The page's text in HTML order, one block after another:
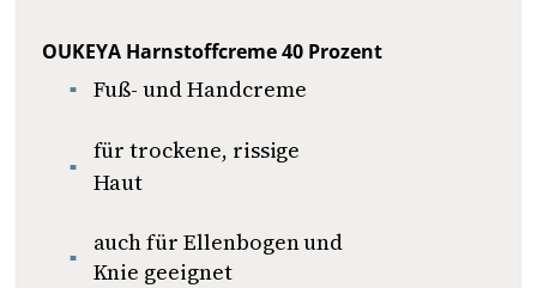
OUKEYA Harnstoffcreme 40 Prozent
Fuß- und Handcreme
für trockene, rissige
Haut
auch für Ellenbogen und
Knie geeignet